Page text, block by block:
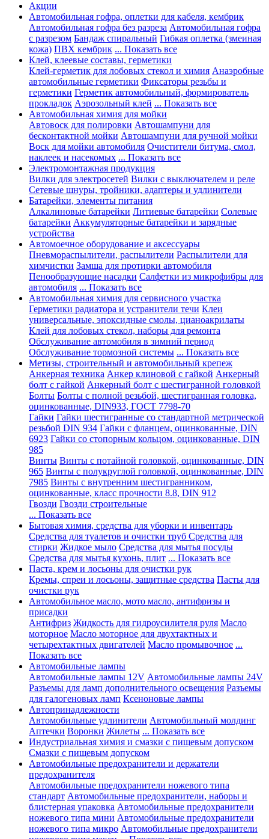
Акции
Автомобильная гофра, оплетки для кабеля, кембрик
Автомобильная гофра без разреза Автомобильная гофра
с разрезом Бандаж спиральный Гибкая оплетка (змеиная
кожа) ПВХ кембрик ... Показать все
Клей, клеевые составы, герметики
Клей-герметик для лобовых стекол и химия Анаэробные
автомобильные герметики Фиксаторы резьбы и
герметики Герметик автомобильный, формирователь
прокладок Аэрозольный клей ... Показать все
Автомобильная химия для мойки
Автовоск для полировки Автошампуни для
бесконтактной мойки Автошампуни для ручной мойки
Воск для мойки автомобиля Очистители битума, смол,
наклеек и насекомых ... Показать все
Электромонтажная продукция
Вилки для электросетей Вилки с выключателем и реле
Сетевые шнуры, тройники, адаптеры и удлинители
Батарейки, элементы питания
Алкалиновые батарейки Литиевые батарейки Солевые
батарейки Аккумуляторные батарейки и зарядные
устройства
Автомоечное оборудование и аксессуары
Пневмораспылители, распылители Распылители для
химчистки Замша для протирки автомобиля
Пенообразующие насадки Салфетки из микрофибры для
автомобиля ... Показать все
Автомобильная химия для сервисного участка
Герметики радиатора и устранители течи Клеи
универсальные, эпоксидные смолы, цианоакрилаты
Клей для лобовых стекол, наборы для ремонта
Обслуживание автомобиля в зимний период
Обслуживание тормозной системы ... Показать все
Метизы, строительный и автомобильный крепеж
Анкерная техника Анкер клиновой с гайкой Анкерный
болт с гайкой Анкерный болт с шестигранной головкой
Болты Болты с полной резьбой, шестигранная головка,
оцинкованные, DIN933, ГОСТ 7798-70
Гайки Гайки шестигранные со стандартной метрической
резьбой DIN 934 Гайки с фланцем, оцинкованные, DIN
6923 Гайки со стопорным кольцом, оцинкованные, DIN
985
Винты Винты с потайной головкой, оцинкованные, DIN
965 Винты с полукруглой головкой, оцинкованные, DIN
7985 Винты с внутренним шестигранником,
оцинкованные, класс прочности 8.8, DIN 912
Гвозди Гвозди строительные
... Показать все
Бытовая химия, средства для уборки и инвентарь
Средства для туалетов и очистки труб Средства для
стирки Жидкое мыло Средства для мытья посуды
Средства для мытья кухонь, плит ... Показать все
Паста, крем и лосьоны для очистки рук
Кремы, спреи и лосьоны, защитные средства Пасты для
очистки рук
Автомобильное масло, мото масло, антифризы и
присадки
Антифриз Жидкость для гидроусилителя руля Масло
моторное Масло моторное для двухтактных и
четырехтактных двигателей Масло промывочное ...
Показать все
Автомобильные лампы
Автомобильные лампы 12V Автомобильные лампы 24V
Разъемы для ламп дополнительного освещения Разъемы
для галогеновых ламп Ксеноновые лампы
Автопринадлежности
Автомобильные удлинители Автомобильный молдинг
Аптечки Воронки Жилеты ... Показать все
Индустриальная химия и смазки с пищевым допуском
Смазки с пищевым допуском
Автомобильные предохранители и держатели
предохранителя
Автомобильные предохранители ножевого типа
стандарт Автомобильные предохранители, наборы и
блистерная упаковка Автомобильные предохранители
ножевого типа мини Автомобильные предохранители
ножевого типа микро Автомобильные предохранители